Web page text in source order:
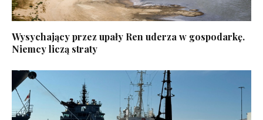
Wysychający przez upały Ren uderza w gospodarkę.
Niemcy liczą straty